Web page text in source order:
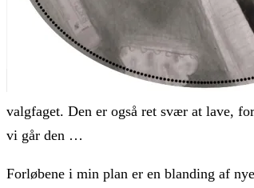
valgfaget. Den er også ret svær at lave,
vi går den …
Forløbene i min plan er en blanding af